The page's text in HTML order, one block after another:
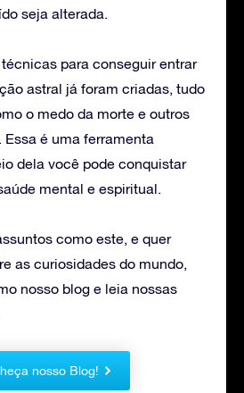
seja alterada.
para conseguir entrar
astral já foram criadas, tudo
o medo da morte e outros
é uma ferramenta
dela você pode conquistar
mental e espiritual.
como este, e quer
as curiosidades do mundo,
nosso blog e leia nossas
nosso Blog!